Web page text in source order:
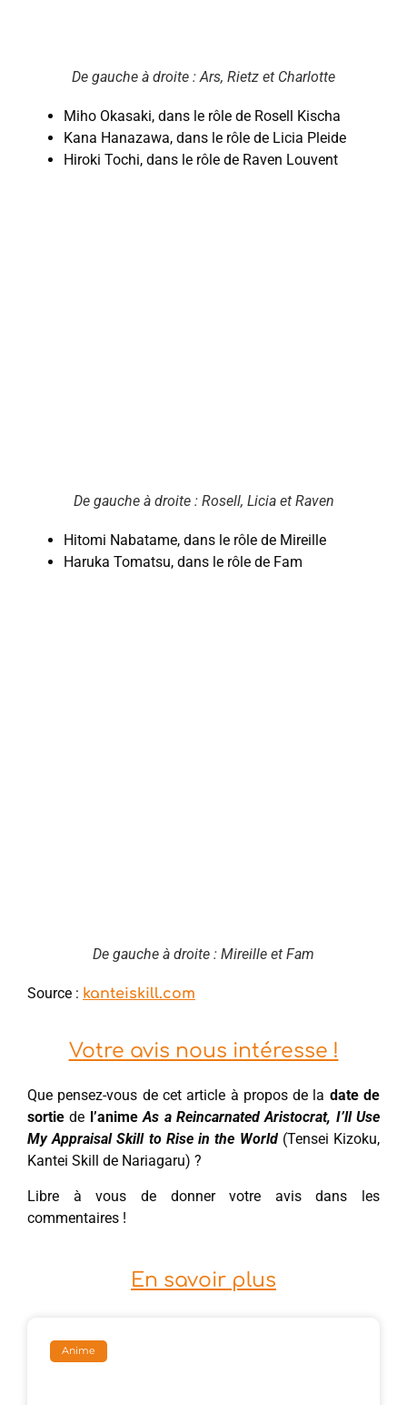
De gauche à droite : Ars, Rietz et Charlotte
Miho Okasaki, dans le rôle de Rosell Kischa
Kana Hanazawa, dans le rôle de Licia Pleide
Hiroki Tochi, dans le rôle de Raven Louvent
De gauche à droite : Rosell, Licia et Raven
Hitomi Nabatame, dans le rôle de Mireille
Haruka Tomatsu, dans le rôle de Fam
De gauche à droite : Mireille et Fam
Source : kanteiskill.com
Votre avis nous intéresse !
Que pensez-vous de cet article à propos de la date de
sortiede l’animeAs a Reincarnated Aristocrat, I’ll Use
My Appraisal Skill to Rise in the World (Tensei Kizoku,
Kantei Skill de Nariagaru) ?
Libre à vous de donner votre avis dans les
commentaires !
En savoir plus
Anime